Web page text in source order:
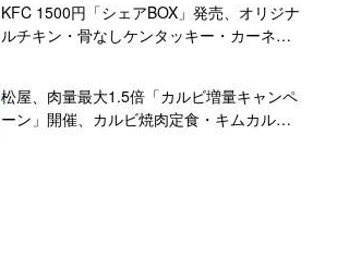
KFC 1500円「シェアBOX」発売、オリジナ
ルチキン・骨なしケンタッキー・カーネル
松屋、肉量最大1.5倍「カルビ増量キャンペ
ーン」開催、カルビ焼肉定食・キムカル丼